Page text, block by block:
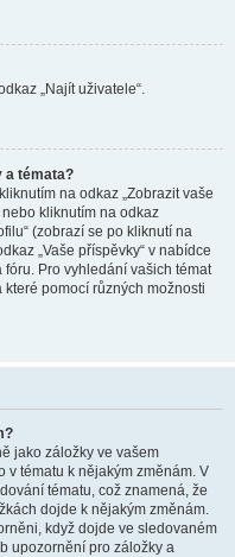
„Najít uživatele“.
a témata?
na odkaz „Zobrazit vaše
nebo kliknutím na odkaz
(zobrazí se po kliknutí na
„Vaše příspěvky“ v nabídce
fóru. Pro vyhledání vašich témat
pomocí různých možnosti
jako záložky ve vašem
tématu k nějakým změnám. V
tématu, což znamená, že
dojde k nějakým změnám.
když dojde ve sledovaném
upozornění pro záložky a